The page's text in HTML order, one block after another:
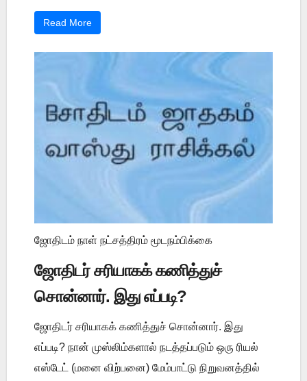
Read More
ஜோதிடம் நாள் நட்சத்திரம் மூடநம்பிக்கை
ஜோதிடர் சரியாகக் கணித்துச்
சொன்னார். இது எப்படி?
ஜோதிடர் சரியாகக் கணித்துச் சொன்னார். இது
எப்படி? நான் முஸ்லிம்களால் நடத்தப்படும் ஒரு ரியல்
எஸ்டேட் (மனை விற்பனை) மேம்பாட்டு நிறுவனத்தில்